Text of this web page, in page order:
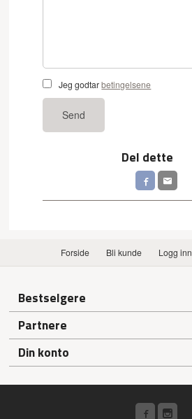
Jeg godtarbetingelsene
Send
Del dette
Forside Bli kunde Logg inn
Bestselgere
Partnere
Din konto